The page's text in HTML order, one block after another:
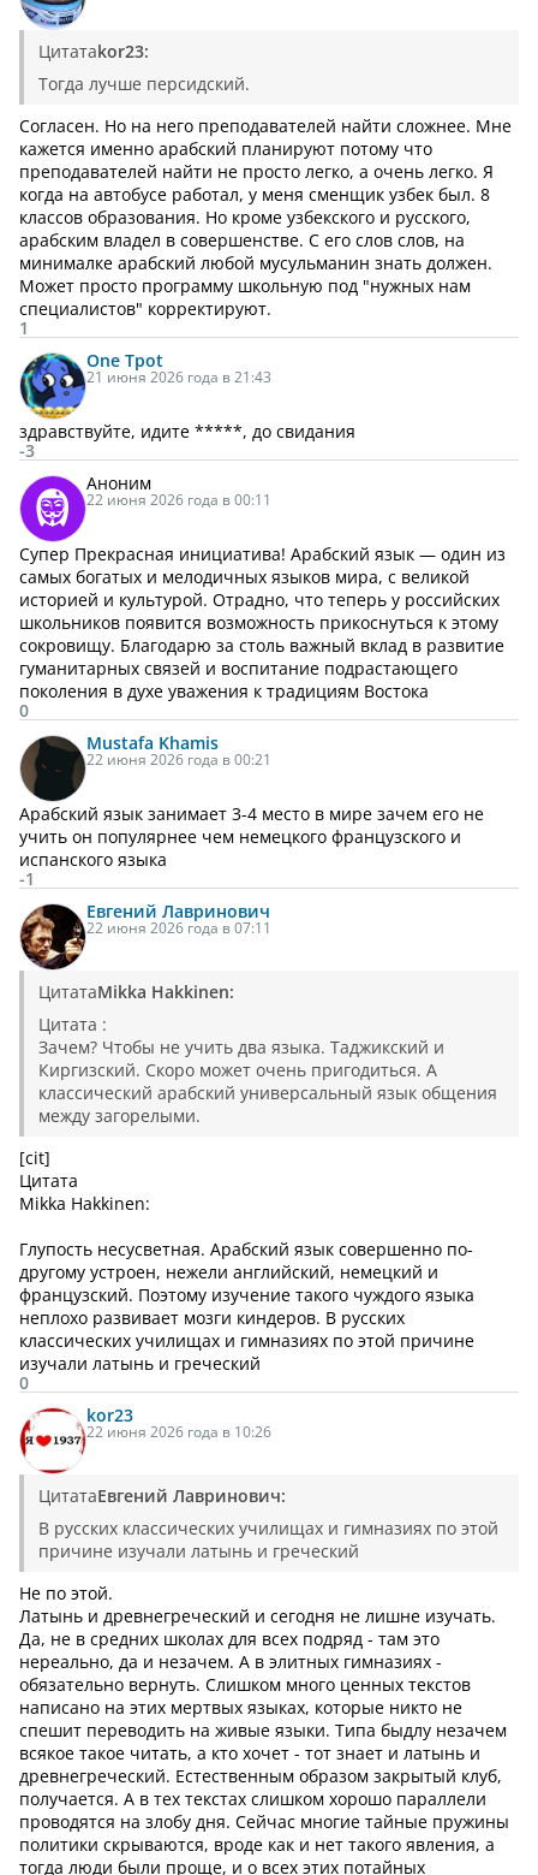
Цитатаkor23:
Тогда лучше персидский.
Согласен. Но на него преподавателей найти сложнее. Мне
кажется именно арабский планируют потому что
преподавателей найти не просто легко, а очень легко. Я
когда на автобусе работал, у меня сменщик узбек был. 8
классов образования. Но кроме узбекского и русского,
арабским владел в совершенстве. С его слов слов, на
минималке арабский любой мусульманин знать должен.
Может просто программу школьную под "нужных нам
специалистов" корректируют.
1
One Tpot
21 июня 2026 года в 21:43
здравствуйте, идите *****, до свидания
-3
Аноним
22 июня 2026 года в 00:11
Супер Прекрасная инициатива! Арабский язык — один из
самых богатых и мелодичных языков мира, с великой
историей и культурой. Отрадно, что теперь у российских
школьников появится возможность прикоснуться к этому
сокровищу. Благодарю за столь важный вклад в развитие
гуманитарных связей и воспитание подрастающего
поколения в духе уважения к традициям Востока
0
Mustafa Khamis
22 июня 2026 года в 00:21
Арабский язык занимает 3-4 место в мире зачем его не
учить он популярнее чем немецкого французского и
испанского языка
-1
Евгений Лавринович
22 июня 2026 года в 07:11
ЦитатаMikka Hakkinen:
Цитата :
Зачем? Чтобы не учить два языка. Таджикский и
Киргизский. Скоро может очень пригодиться. А
классический арабский универсальный язык общения
между загорелыми.
[cit]
Цитата
Mikka Hakkinen:
Глупость несусветная. Арабский язык совершенно по-
другому устроен, нежели английский, немецкий и
французский. Поэтому изучение такого чуждого языка
неплохо развивает мозги киндеров. В русских
классических училищах и гимназиях по этой причине
изучали латынь и греческий
0
kor23
22 июня 2026 года в 10:26
ЦитатаЕвгений Лавринович:
В русских классических училищах и гимназиях по этой
причине изучали латынь и греческий
Не по этой.
Латынь и древнегреческий и сегодня не лишне изучать.
Да, не в средних школах для всех подряд - там это
нереально, да и незачем. А в элитных гимназиях -
обязательно вернуть. Слишком много ценных текстов
написано на этих мертвых языках, которые никто не
спешит переводить на живые языки. Типа быдлу незачем
всякое такое читать, а кто хочет - тот знает и латынь и
древнегреческий. Естественным образом закрытый клуб,
получается. А в тех текстах слишком хорошо параллели
проводятся на злобу дня. Сейчас многие тайные пружины
политики скрываются, вроде как и нет такого явления, а
тогда люди были проще, и о всех этих потайных